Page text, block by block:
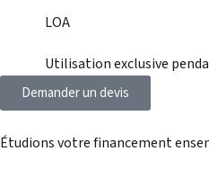
LOA
Utilisation exclusive
Demander un devis
Étudions votre financement